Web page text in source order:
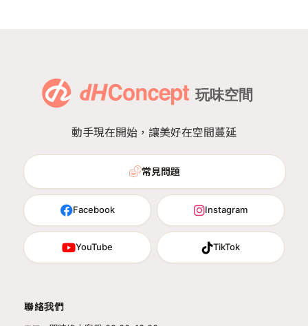
動手現在開始，讓美好在空間蔓延
常見問題
Facebook Instagram
YouTube TikTok
聯絡我們